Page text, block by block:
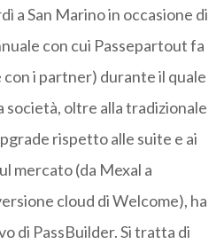
a San Marino in occasione di
con cui Passepartout fa
i partner) durante il quale
società, oltre alla tradizionale
rispetto alle suite e ai
mercato (da Mexal a
cloud di Welcome), ha
di PassBuilder. Si tratta di